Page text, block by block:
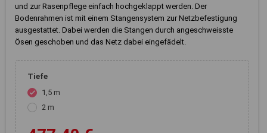
Sie können durch die
Navigation auf die
Registerkarten auf der linken
Seite alle Ihre Cookie-
Einstellungen anzupassen.
und zur Rasenpflege einfach hochgeklappt werden. Der
Bodenrahmen ist mit einem Stangensystem zur Netzbefestigung
ausgestattet. Dabei werden die Stangen durch angeschweisste
Ösen geschoben und das Netz dabei eingefädelt.
Tiefe
check
1,5 m
2 m